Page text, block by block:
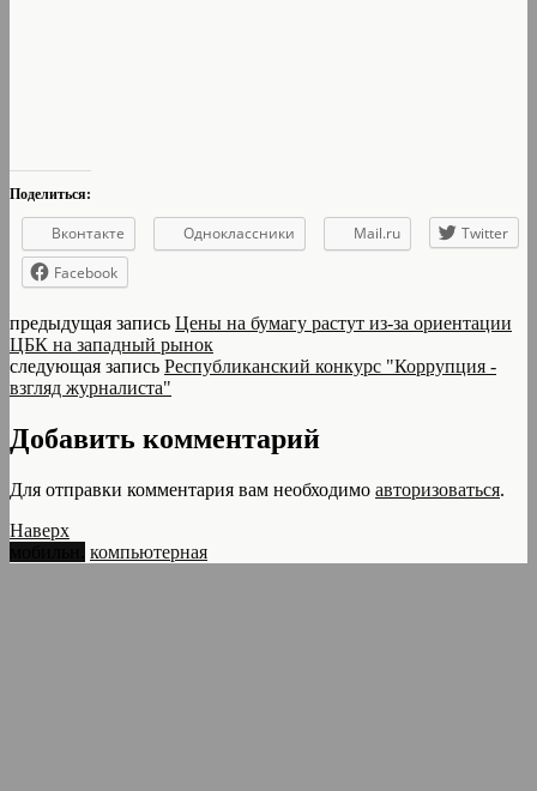
Поделиться:
Вконтакте Одноклассники Mail.ru
Twitter
Facebook
предыдущая запись Цены на бумагу растут из-за ориентации
ЦБК на западный рынок
следующая запись Республиканский конкурс "Коррупция -
взгляд журналиста"
Добавить комментарий
Для отправки комментария вам необходимо авторизоваться.
Наверх
компьютерная